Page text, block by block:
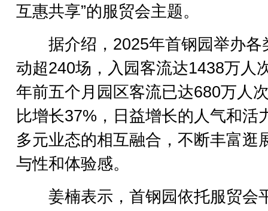
互惠共享”的服贸会主题。
据介绍，2025年首钢园举办各
动超240场，入园客流达1438万人
年前五个月园区客流已达680万人
比增长37%，日益增长的人气和活
多元业态的相互融合，不断丰富逛
与性和体验感。
姜楠表示，首钢园依托服贸会